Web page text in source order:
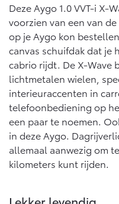
Vanaf € 89.986,-
Deze Aygo 1.0 VVT-i X-
voorzien van een van
op je Aygo kon
canvas schuifdak dat je
cabrio rijdt. De X-Wave
lichtmetalen wielen,
interieuraccenten in
telefoonbediening op
een paar te noemen.
in deze Aygo.
allemaal aanwezig om
kilometers kunt rijden.